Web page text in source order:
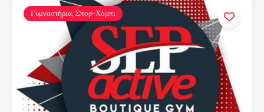
Γυμναστήρια, Σπορ-Χόμπι